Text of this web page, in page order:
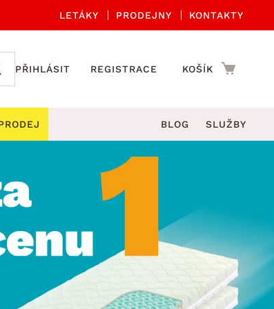
LETÁKY PRODEJNY KONTAKTY
PŘIHLÁSIT REGISTRACE KOŠÍK
DROBNÉ BYTOVÉ DOPLŇKY
Kuchyňské příslušenství
Zahradní doplňky
a křesla
stoly
BLOG SLUŽBY